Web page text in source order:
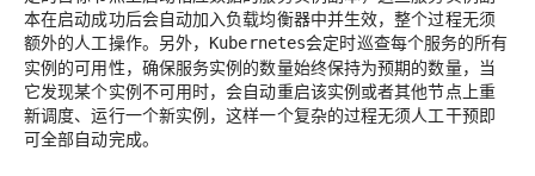
本在启动成功后会自动加入负载均衡器中并生效，整个过程无须
额外的人工操作。另外，
Kubernetes会定时巡查每个服务的所有
实例的可用性，确保服务实例的数量始终保持为预期的数量，当
它发现某个实例不可用时，会自动重启该实例或者其他节点上重
新调度、运行一个新实例，这样一个复杂的过程无须人工干预即
可全部自动完成。